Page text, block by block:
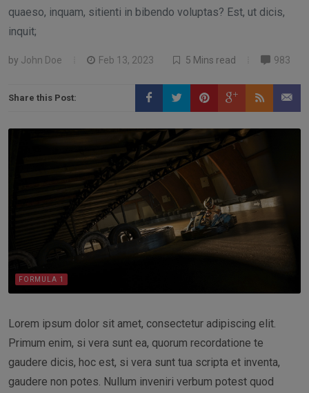
quaeso, inquam, sitienti in bibendo voluptas? Est, ut dicis,
inquit;
by John Doe Feb 13, 2023 5 Mins read 983
Share this Post:
FORMULA 1
Lorem ipsum dolor sit amet, consectetur adipiscing elit.
Primum enim, si vera sunt ea, quorum recordatione te
gaudere dicis, hoc est, si vera sunt tua scripta et inventa,
gaudere non potes. Nullum inveniri verbum potest quod